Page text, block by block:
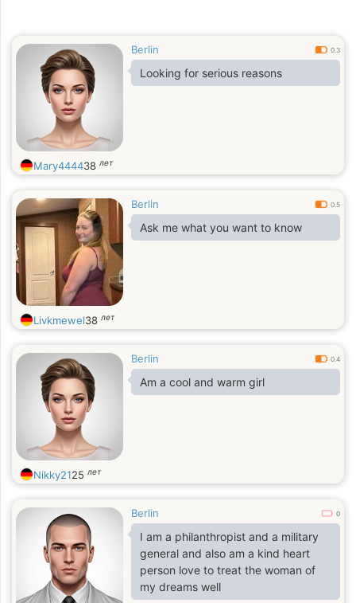
Berlin 0.3
Looking for serious reasons
Mary444438 лет
Berlin 0.5
Ask me what you want to know
Livkmewel38 лет
Berlin 0.4
Am a cool and warm girl
Nikky2125 лет
Berlin 0
I am a philanthropist and a military
general and also am a kind heart
person love to treat the woman of
my dreams well